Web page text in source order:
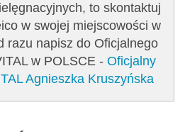
to skontaktuj
w swojej miejscowości w
razu napisz do Oficjalnego
w POLSCE - Oficjalny
Agnieszka Kruszyńska